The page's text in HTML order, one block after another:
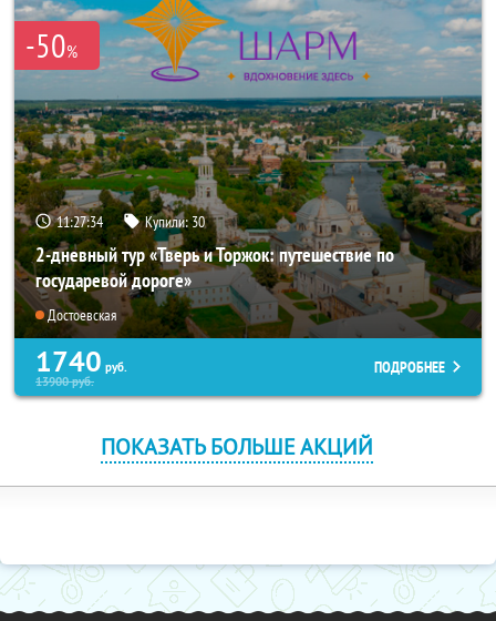
-50%
11:27:33 Купили:30
2-дневный тур «Тверь и Торжок: путешествие по
государевой дороге»
Достоевская
1740 руб.
13900руб.
ПОДРОБНЕЕ
ПОКАЗАТЬ БОЛЬШЕ АКЦИЙ